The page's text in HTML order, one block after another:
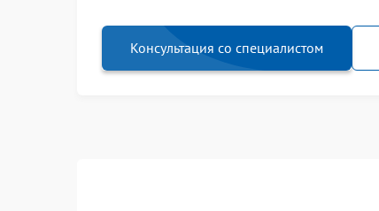
Консультация со специалистом